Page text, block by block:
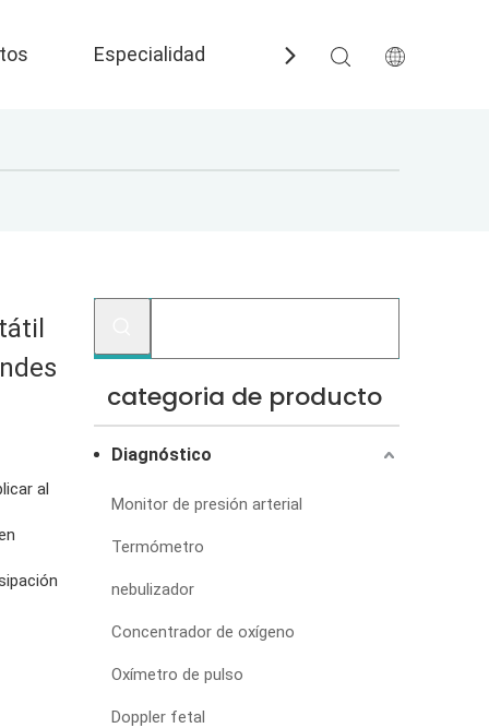
Especialidad Preguntas más
al
categoria de producto
Diagnóstico
Monitor de presión arterial
Termómetro
nebulizador
Concentrador de oxígeno
Oxímetro de pulso
Doppler fetal